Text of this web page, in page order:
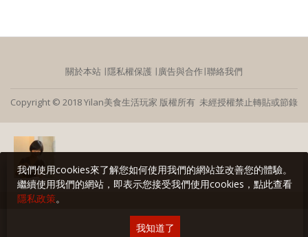
關於本站 ∣隱私權保護 ∣廣告與合作∣聯絡我們
Copyright © 2018 Yilan美食生活玩家 版權所有 未經授權禁止轉貼或節錄
我們使用cookies來了解您如何使用我們的網站並改善您的體驗。
繼續使用我們的網站，即表示您接受我們使用cookies，點此查看
隱私政策。
我知道了